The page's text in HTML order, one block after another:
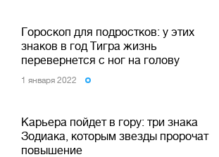
Гороскоп для подростков: у этих
знаков в год Тигра жизнь
перевернется с ног на голову
1 января 2022
Карьера пойдет в гору: три знака
Зодиака, которым звезды пророчат
повышение